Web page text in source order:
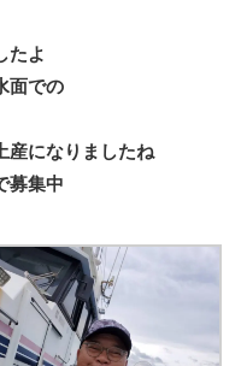
たよ
面での
産になりましたね
募集中